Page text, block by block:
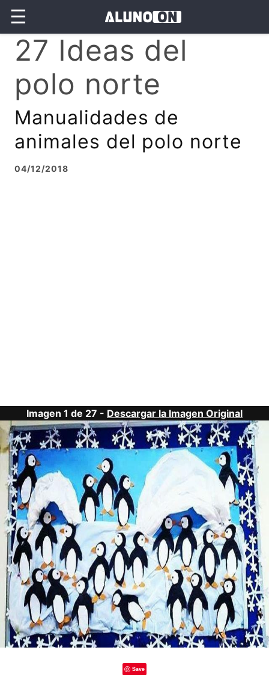
☰
27 Ideas del
polo norte
Manualidades de
animales del polo norte
04/12/2018
Imagen 1 de 27 - Descargar la Imagen Original
Save